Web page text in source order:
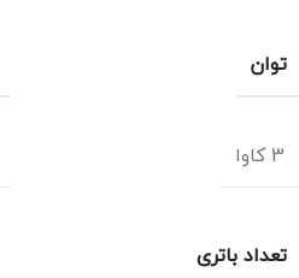
توان
3 کاوا
تعداد باتری